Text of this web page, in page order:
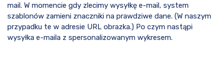
mail. W momencie gdy zlecimy wysyłkę e-mail, system
szablonów zamieni znaczniki na prawdziwe dane. (W naszym
przypadku te w adresie URL obrazka.) Po czym nastąpi
wysyłka e-maila z spersonalizowanym wykresem.